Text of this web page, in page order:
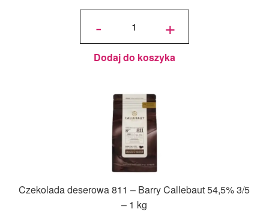
-
ilość
Crispearls™
Słony Karmel
0,8 kg +
Dodaj do koszyka
Czekolada deserowa 811 – Barry Callebaut 54,5% 3/5
– 1 kg